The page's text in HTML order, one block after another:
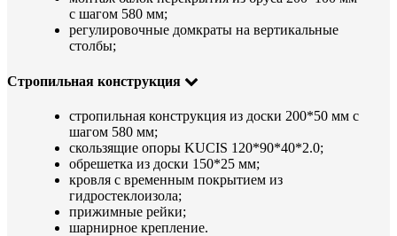
с шагом 580 мм;
регулировочные домкраты на вертикальные
столбы;
Стропильная конструкция
стропильная конструкция из доски 200*50 мм с
шагом 580 мм;
скользящие опоры KUCIS 120*90*40*2.0;
обрешетка из доски 150*25 мм;
кровля с временным покрытием из
гидростеклоизола;
прижимные рейки;
шарнирное крепление.